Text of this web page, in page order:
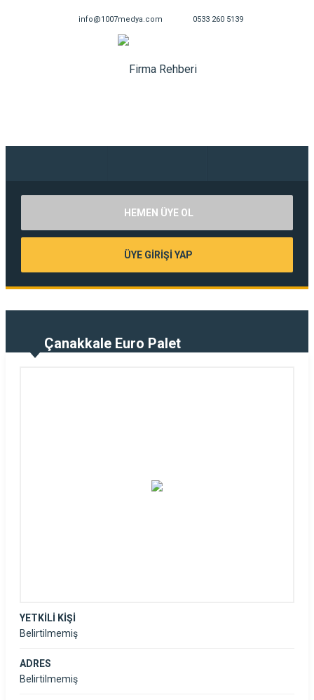
info@1007medya.com 0533 260 5139
HEMEN ÜYE OL
ÜYE GİRİŞİ YAP
Çanakkale Euro Palet
YETKİLİ KİŞİ
Belirtilmemiş
ADRES
Belirtilmemiş